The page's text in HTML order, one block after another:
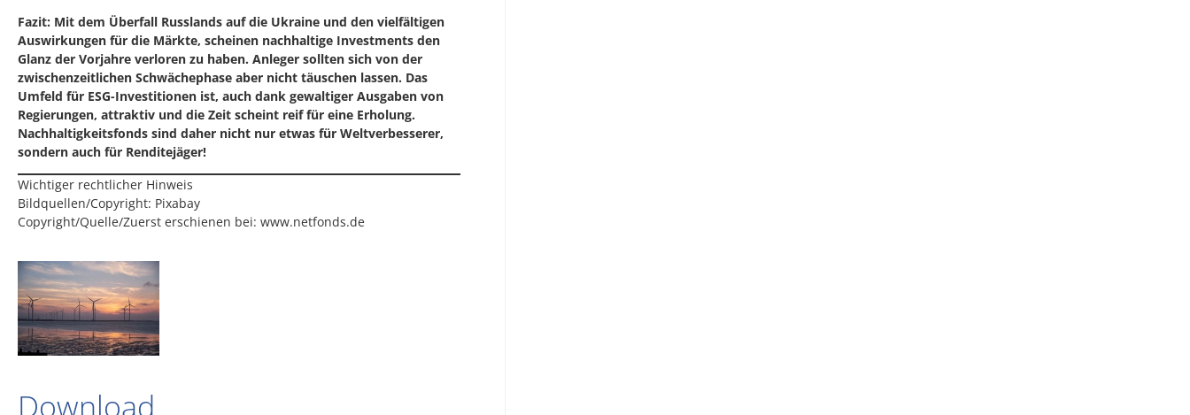
Fazit: Mit dem Überfall Russlands auf die Ukraine und den vielfältigen
Auswirkungen für die Märkte, scheinen nachhaltige Investments den
Glanz der Vorjahre verloren zu haben. Anleger sollten sich von der
zwischenzeitlichen Schwächephase aber nicht täuschen lassen. Das
Umfeld für ESG-Investitionen ist, auch dank gewaltiger Ausgaben von
Regierungen, attraktiv und die Zeit scheint reif für eine Erholung.
Nachhaltigkeitsfonds sind daher nicht nur etwas für Weltverbesserer,
sondern auch für Renditejäger!
Wichtiger rechtlicher Hinweis
Bildquellen/Copyright: Pixabay
Copyright/Quelle/Zuerst erschienen bei: www.netfonds.de
Download